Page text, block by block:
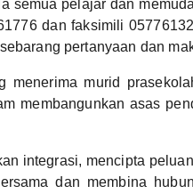
semua pelajar dan
dan faksimili
pertanyaan dan
menerima murid
membangunkan asas
integrasi, mencipta
dan membina